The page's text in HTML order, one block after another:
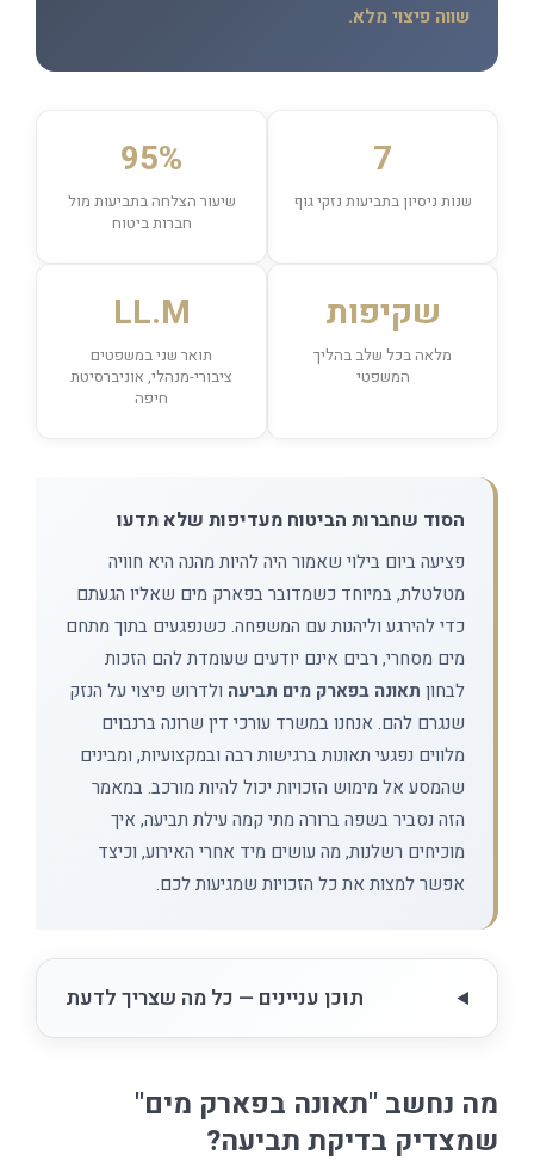
שווה פיצוי מלא.
7
שנות ניסיון בתביעות נזקי גוף
95%
שיעור הצלחה בתביעות מול
חברות ביטוח
שקיפות
מלאה בכל שלב בהליך
המשפטי
LL.M
תואר שני במשפטים
ציבורי-מנהלי, אוניברסיטת
חיפה
הסוד שחברות הביטוח מעדיפות שלא תדעו
פציעה ביום בילוי שאמור היה להיות מהנה היא חוויה
מטלטלת, במיוחד כשמדובר בפארק מים שאליו הגעתם
כדי להירגע וליהנות עם המשפחה. כשנפגעים בתוך מתחם
מים מסחרי, רבים אינם יודעים שעומדת להם הזכות
לבחון תאונה בפארק מים תביעה ולדרוש פיצוי על הנזק
שנגרם להם. אנחנו במשרד עורכי דין שרונה ברנבוים
מלווים נפגעי תאונות ברגישות רבה ובמקצועיות, ומבינים
שהמסע אל מימוש הזכויות יכול להיות מורכב. במאמר
הזה נסביר בשפה ברורה מתי קמה עילת תביעה, איך
מוכיחים רשלנות, מה עושים מיד אחרי האירוע, וכיצד
אפשר למצות את כל הזכויות שמגיעות לכם.
תוכן עניינים — כל מה שצריך לדעת
מה נחשב "תאונה בפארק מים"
שמצדיק בדיקת תביעה?